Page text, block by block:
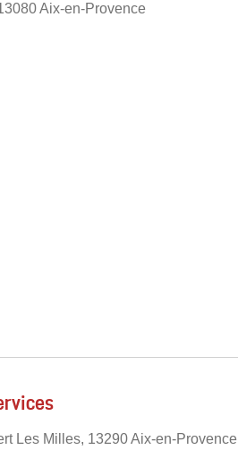
Aix-en-Provence
Les Milles, 13290 Aix-en-Provence